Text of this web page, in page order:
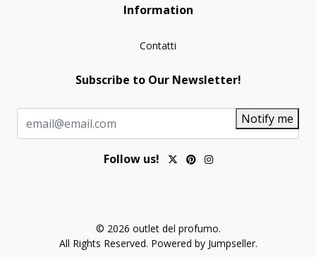
Information
Contatti
Subscribe to Our Newsletter!
Notify me
Follow us!
© 2026 outlet del profumo.
All Rights Reserved. Powered by Jumpseller.